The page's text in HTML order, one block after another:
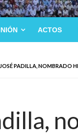
ACTOS
PADILLA, NOMBRADO